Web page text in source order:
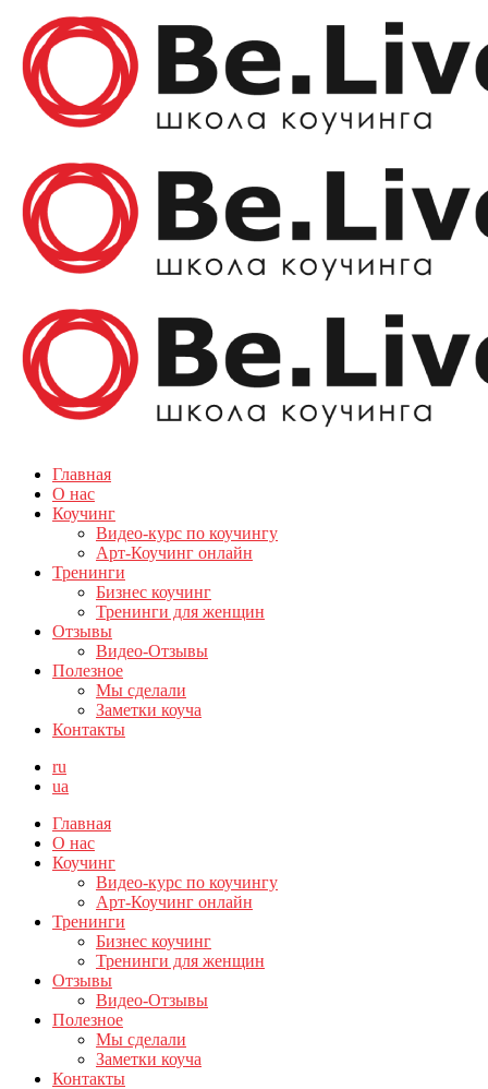
Главная
О нас
Коучинг
Видео-курс по коучингу
Арт-Коучинг онлайн
Тренинги
Бизнес коучинг
Тренинги для женщин
Отзывы
Видео-Отзывы
Полезное
Мы сделали
Заметки коуча
Контакты
ru
ua
Главная
О нас
Коучинг
Видео-курс по коучингу
Арт-Коучинг онлайн
Тренинги
Бизнес коучинг
Тренинги для женщин
Отзывы
Видео-Отзывы
Полезное
Мы сделали
Заметки коуча
Контакты